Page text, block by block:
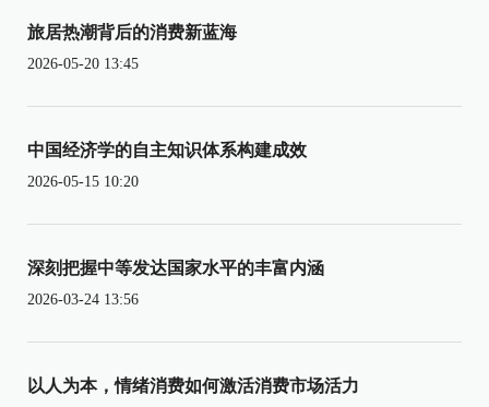
旅居热潮背后的消费新蓝海
2026-05-20 13:45
中国经济学的自主知识体系构建成效
2026-05-15 10:20
深刻把握中等发达国家水平的丰富内涵
2026-03-24 13:56
以人为本，情绪消费如何激活消费市场活力